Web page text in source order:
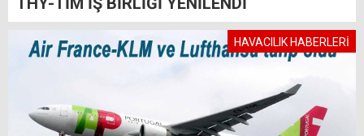
HAVACILIK HABERLERİ